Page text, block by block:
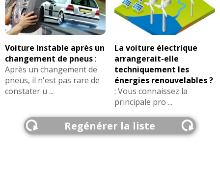
Voiture instable après un
changement de pneus:
Après un changement de
pneus, il n'est pas rare de
constater u ...
La voiture électrique
arrangerait-elle
techniquement les
énergies renouvelables ?
: Vous connaissez la
principale pro ...
Regénérer la liste